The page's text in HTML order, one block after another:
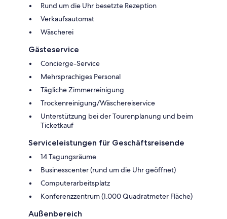
Rund um die Uhr besetzte Rezeption
Verkaufsautomat
Wäscherei
Gästeservice
Concierge-Service
Mehrsprachiges Personal
Tägliche Zimmerreinigung
Trockenreinigung/Wäschereiservice
Unterstützung bei der Tourenplanung und beim
Ticketkauf
Serviceleistungen für Geschäftsreisende
14 Tagungsräume
Businesscenter (rund um die Uhr geöffnet)
Computerarbeitsplatz
Konferenzzentrum (1.000 Quadratmeter Fläche)
Außenbereich